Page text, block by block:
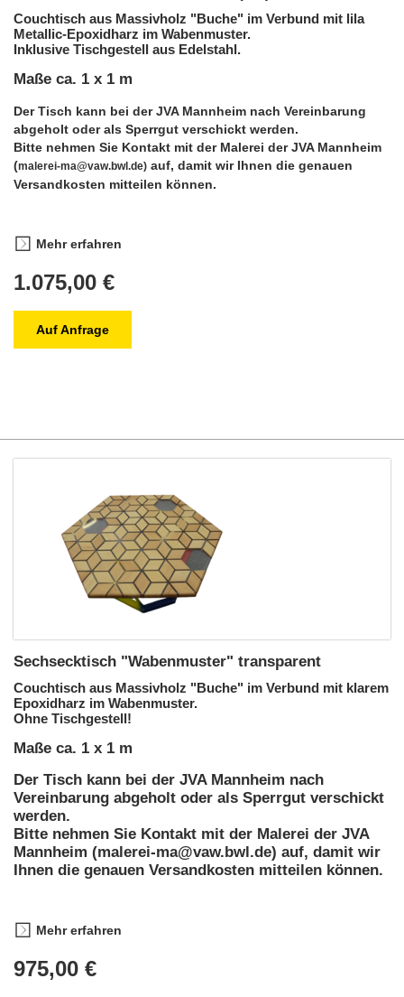
Couchtisch aus Massivholz "Buche" im Verbund mit lila
Metallic-Epoxidharz im Wabenmuster.
Inklusive Tischgestell aus Edelstahl.
Maße ca. 1 x 1 m
Der Tisch kann bei der JVA Mannheim nach Vereinbarung
abgeholt oder als Sperrgut verschickt werden.
Bitte nehmen Sie Kontakt mit der Malerei der JVA Mannheim
(malerei-ma@vaw.bwl.de) auf, damit wir Ihnen die genauen
Versandkosten mitteilen können.
Mehr erfahren
1.075,00 €
Auf Anfrage
Sechsecktisch "Wabenmuster" transparent
Couchtisch aus Massivholz "Buche" im Verbund mit klarem
Epoxidharz im Wabenmuster.
Ohne Tischgestell!
Maße ca. 1 x 1 m
Der Tisch kann bei der JVA Mannheim nach
Vereinbarung abgeholt oder als Sperrgut verschickt
werden.
Bitte nehmen Sie Kontakt mit der Malerei der JVA
Mannheim (malerei-ma@vaw.bwl.de) auf, damit wir
Ihnen die genauen Versandkosten mitteilen können.
Mehr erfahren
975,00 €